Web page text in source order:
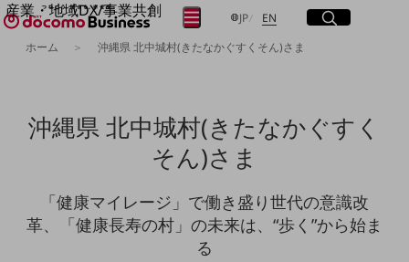
産業・地域DX/事業共創
OPEN HUB for Plural Futures
イベント/ウェビナー
記事コンテンツ
プレイヤー(カタリスト/パートナー企業)
産業・地域DXプラットフォーマーとして
企業と地域が持続成長する社会を目指します
JP日本語
EN Englishサイト内検索
開く
メニュー
開く
取り組みを検索
検索する
ホーム 沖縄県 北中城村(きたなかぐすくそん)さま
沖縄県 北中城村(きたなかぐすく
そん)さま
「健康マイレージ」で働き盛り世代の意識改
革、「健康長寿の村」の未来は、“歩く”から始ま
る